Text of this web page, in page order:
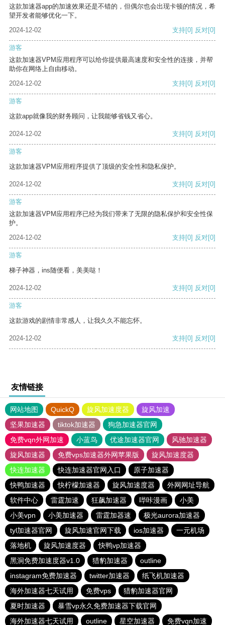
这款加速器app的加速效果还是不错的，但偶尔也会出现卡顿的情况，希
望开发者能够优化一下。
2024-12-02
支持[0] 反对[0]
游客
这款加速器VPM应用程序可以给你提供最高速度和安全性的连接，并帮
助你在网络上自由移动。
2024-12-02
支持[0] 反对[0]
游客
这款app就像我的财务顾问，让我能够省钱又省心。
2024-12-02 支持[0] 反对[0]
游客
这款加速器VPM应用程序提供了顶级的安全性和隐私保护。
2024-12-02 支持[0] 反对[0]
游客
这款加速器VPM应用程序已经为我们带来了无限的隐私保护和安全性保
护。
2024-12-02
支持[0] 反对[0]
游客
梯子神器，ins随便看，美美哒！
2024-12-02 支持[0] 反对[0]
游客
这款游戏的剧情非常感人，让我久久不能忘怀。
2024-12-02 支持[0] 反对[0]
友情链接
网站地图 QuickQ 旋风加速度器
旋风加速
坚果加速器
tiktok加速器
狗急加速器官网
免费vqn外网加速
小蓝鸟 优途加速器官网
风驰加速器
旋风加速器
免费vps加速器外网苹果版
旋风加速度器
快连加速器
快连加速器官网入口
原子加速器
快鸭加速器
快柠檬加速器 旋风加速度器
外网网址导航
软件中心
雷霆加速 狂飙加速器 哔咔漫画
小美
小美vpn
小美加速器 雷霆加器速
极光aurora加速器
tyl加速器官网
旋风加速官网下载 ios加速器
一元机场
落地机
旋风加速度器
快鸭vp加速器
黑洞免费加速度器v1.0
猎豹加速器
outline
instagram免费加速器
twitter加速器
纸飞机加速器
海外加速器七天试用
免费vps
猎豹加速器官网
夏时加速器
暴雪vp永久免费加速器下载官网
海外加速器七天试用
outline 星空加速器 免费vqn加速